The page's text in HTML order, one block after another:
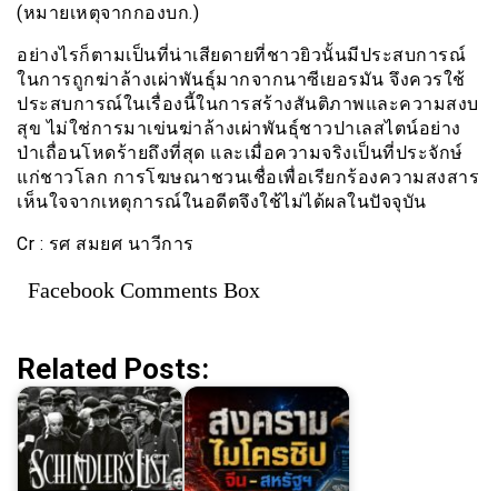
(หมายเหตุจากกองบก.)
อย่างไรก็ตามเป็นที่น่าเสียดายที่ชาวยิวนั้นมีประสบการณ์
ในการถูกฆ่าล้างเผ่าพันธุ์มากจากนาซีเยอรมัน จึงควรใช้
ประสบการณ์ในเรื่องนี้ในการสร้างสันติภาพและความสงบ
สุข ไม่ใช่การมาเข่นฆ่าล้างเผ่าพันธุ์ชาวปาเลสไตน์อย่าง
ป่าเถื่อนโหดร้ายถึงที่สุด และเมื่อความจริงเป็นที่ประจักษ์
แก่ชาวโลก การโฆษณาชวนเชื่อเพื่อเรียกร้องความสงสาร
เห็นใจจากเหตุการณ์ในอดีตจึงใช้ไม่ได้ผลในปัจจุบัน
Cr : รศ สมยศ นาวีการ
Facebook Comments Box
Related Posts: